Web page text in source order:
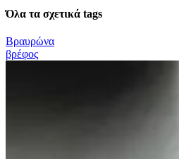
Όλα τα σχετικά tags
Βραυρώνα
βρέφος